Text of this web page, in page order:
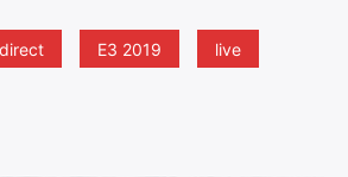
direct E3 2019
live